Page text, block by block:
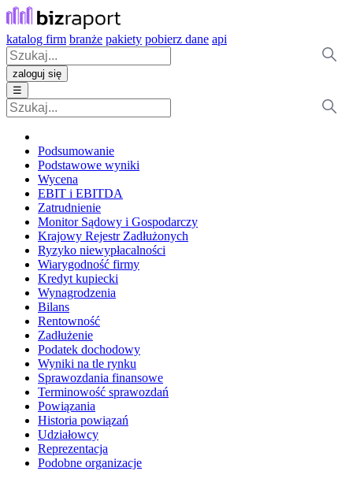
katalog firm branże pakiety pobierz dane api
zaloguj się
☰
Podsumowanie
Podstawowe wyniki
Wycena
EBIT i EBITDA
Zatrudnienie
Monitor Sądowy i Gospodarczy
Krajowy Rejestr Zadłużonych
Ryzyko niewypłacalności
Wiarygodność firmy
Kredyt kupiecki
Wynagrodzenia
Bilans
Rentowność
Zadłużenie
Podatek dochodowy
Wyniki na tle rynku
Sprawozdania finansowe
Terminowość sprawozdań
Powiązania
Historia powiązań
Udziałowcy
Reprezentacja
Podobne organizacje